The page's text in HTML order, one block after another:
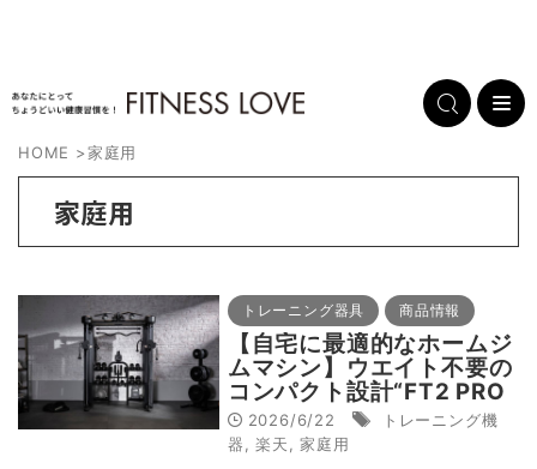
HOME >家庭用
家庭用
トレーニング器具 商品情報
【自宅に最適的なホームジ
ムマシン】ウエイト不要の
コンパクト設計“FT2 PRO
スミスファンクショナルト
レーナー”
2026/6/22
トレーニング機
器 ,楽天 ,家庭用